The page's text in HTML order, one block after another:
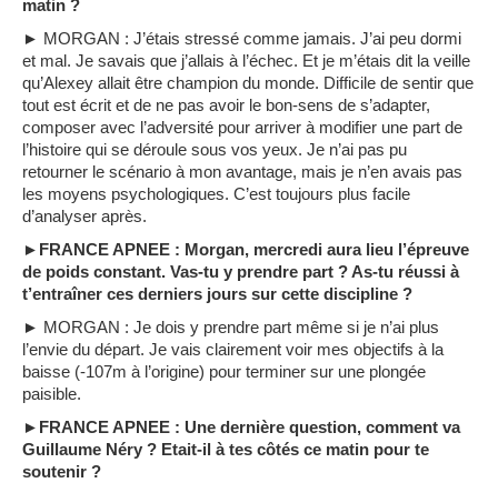
matin ?
► MORGAN : J’étais stressé comme jamais. J’ai peu dormi
et mal. Je savais que j’allais à l’échec. Et je m’étais dit la veille
qu’Alexey allait être champion du monde. Difficile de sentir que
tout est écrit et de ne pas avoir le bon-sens de s’adapter,
composer avec l’adversité pour arriver à modifier une part de
l’histoire qui se déroule sous vos yeux. Je n’ai pas pu
retourner le scénario à mon avantage, mais je n’en avais pas
les moyens psychologiques. C’est toujours plus facile
d’analyser après.
►FRANCE APNEE : Morgan, mercredi aura lieu l’épreuve
de poids constant. Vas-tu y prendre part ? As-tu réussi à
t’entraîner ces derniers jours sur cette discipline ?
► MORGAN : Je dois y prendre part même si je n’ai plus
l’envie du départ. Je vais clairement voir mes objectifs à la
baisse (-107m à l’origine) pour terminer sur une plongée
paisible.
►FRANCE APNEE : Une dernière question, comment va
Guillaume Néry ? Etait-il à tes côtés ce matin pour te
soutenir ?